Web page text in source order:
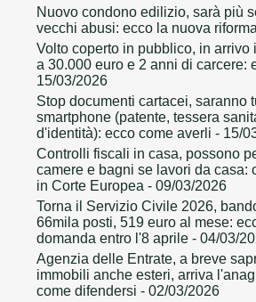
Nuovo condono edilizio, sarà più
vecchi abusi: ecco la nuova riforma
Volto coperto in pubblico, in arrivo
a 30.000 euro e 2 anni di carcere:
15/03/2026
Stop documenti cartacei, saranno
smartphone (patente, tessera
d'identità): ecco come averli - 15/
Controlli fiscali in casa, possono
camere e bagni se lavori da casa:
in Corte Europea - 09/03/2026
Torna il Servizio Civile 2026,
66mila posti, 519 euro al mese:
domanda entro l'8 aprile - 04/03/
Agenzia delle Entrate, a breve
immobili anche esteri, arriva
come difendersi - 02/03/2026